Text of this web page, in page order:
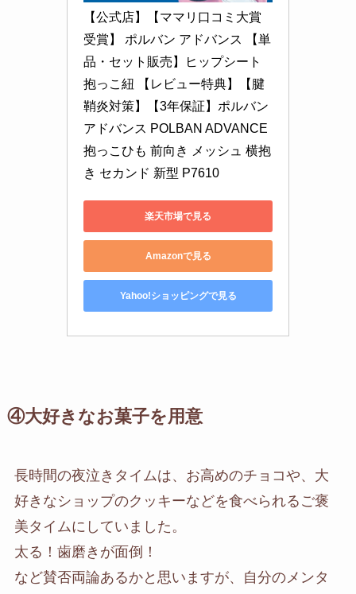
【公式店】【ママリ口コミ大賞
受賞】 ポルバン アドバンス 【単
品・セット販売】ヒップシート
抱っこ紐 【レビュー特典】【腱
鞘炎対策】【3年保証】ポルバン
アドバンス POLBAN ADVANCE
抱っこひも 前向き メッシュ 横抱
き セカンド 新型 P7610
楽天市場で見る
Amazonで見る
Yahoo!ショッピングで見る
④大好きなお菓子を用意
長時間の夜泣きタイムは、お高めのチョコや、大
好きなショップのクッキーなどを食べられるご褒
美タイムにしていました。
太る！歯磨きが面倒！
など賛否両論あるかと思いますが、自分のメンタ